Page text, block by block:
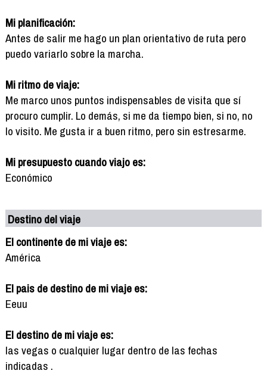
Mi planificación:
Antes de salir me hago un plan orientativo de ruta pero
puedo variarlo sobre la marcha.
Mi ritmo de viaje:
Me marco unos puntos indispensables de visita que sí
procuro cumplir. Lo demás, si me da tiempo bien, si no, no
lo visito. Me gusta ir a buen ritmo, pero sin estresarme.
Mi presupuesto cuando viajo es:
Económico
Destino del viaje
El continente de mi viaje es:
América
El pais de destino de mi viaje es:
Eeuu
El destino de mi viaje es:
las vegas o cualquier lugar dentro de las fechas
indicadas .